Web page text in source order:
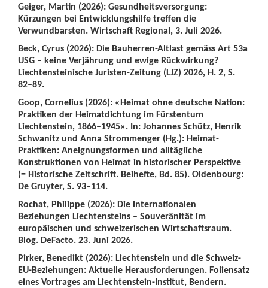
Geiger, Martin (2026): Gesundheitsversorgung:
Kürzungen bei Entwicklungshilfe treffen die
Verwundbarsten. Wirtschaft Regional, 3. Juli 2026.
Beck, Cyrus (2026): Die Bauherren-Altlast gemäss Art 53a
USG – keine Verjährung und ewige Rückwirkung?
Liechtensteinische Juristen-Zeitung (LJZ) 2026, H. 2, S.
82–89.
Goop, Cornelius (2026): «Heimat ohne deutsche Nation:
Praktiken der Heimatdichtung im Fürstentum
Liechtenstein, 1866–1945». In: Johannes Schütz, Henrik
Schwanitz und Anna Strommenger (Hg.): Heimat-
Praktiken: Aneignungsformen und alltägliche
Konstruktionen von Heimat in historischer Perspektive
(= Historische Zeitschrift. Beihefte, Bd. 85). Oldenbourg:
De Gruyter, S. 93–114.
Rochat, Philippe (2026): Die internationalen
Beziehungen Liechtensteins – Souveränität im
europäischen und schweizerischen Wirtschaftsraum.
Blog. DeFacto. 23. Juni 2026.
Pirker, Benedikt (2026): Liechtenstein und die Schweiz-
EU-Beziehungen: Aktuelle Herausforderungen. Foliensatz
eines Vortrages am Liechtenstein-Institut, Bendern.